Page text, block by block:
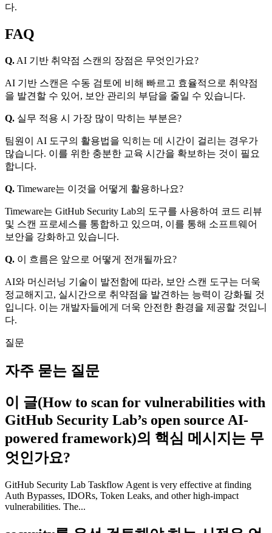
다.
FAQ
Q. AI 기반 취약점 스캔의 장점은 무엇인가요?
AI 기반 스캔은 수동 검토에 비해 빠르고 효율적으로 취약점
을 발견할 수 있어, 보안 관리의 부담을 줄일 수 있습니다.
Q. 실무 적용 시 가장 많이 막히는 부분은?
팀원이 AI 도구의 활용법을 익히는 데 시간이 걸리는 경우가
많습니다. 이를 위한 충분한 교육 시간을 확보하는 것이 필요
합니다.
Q. Timeware는 이것을 어떻게 활용하나요?
Timeware는 GitHub Security Lab의 도구를 사용하여 코드 리뷰
및 스캔 프로세스를 통합하고 있으며, 이를 통해 소프트웨어
보안을 강화하고 있습니다.
Q. 이 흐름은 앞으로 어떻게 전개될까요?
AI와 머신러닝 기술이 발전함에 따라, 보안 스캔 도구는 더욱
정교해지고, 실시간으로 취약점을 발견하는 능력이 강화될 것
입니다. 이는 개발자들에게 더욱 안전한 환경을 제공할 것입니
다.
질문
자주 묻는 질문
이 글(How to scan for vulnerabilities with
GitHub Security Lab’s open source AI-
powered framework)의 핵심 메시지는 무
엇인가요?
GitHub Security Lab Taskflow Agent is very effective at finding
Auth Bypasses, IDORs, Token Leaks, and other high-impact
vulnerabilities. The...